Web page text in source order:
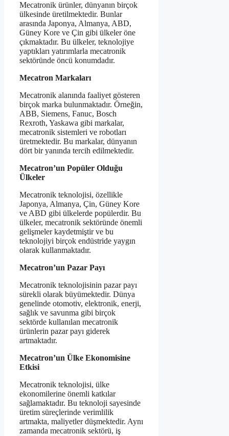
Mecatronik ürünler, dünyanın birçok
ülkesinde üretilmektedir. Bunlar
arasında Japonya, Almanya, ABD,
Güney Kore ve Çin gibi ülkeler öne
çıkmaktadır. Bu ülkeler, teknolojiye
yaptıkları yatırımlarla mecatronik
sektöründe öncü konumdadır.
Mecatron Markaları
Mecatronik alanında faaliyet gösteren
birçok marka bulunmaktadır. Örneğin,
ABB, Siemens, Fanuc, Bosch
Rexroth, Yaskawa gibi markalar,
mecatronik sistemleri ve robotları
üretmektedir. Bu markalar, dünyanın
dört bir yanında tercih edilmektedir.
Mecatron’un Popüler Olduğu
Ülkeler
Mecatronik teknolojisi, özellikle
Japonya, Almanya, Çin, Güney Kore
ve ABD gibi ülkelerde popülerdir. Bu
ülkeler, mecatronik sektöründe önemli
gelişmeler kaydetmiştir ve bu
teknolojiyi birçok endüstride yaygın
olarak kullanmaktadır.
Mecatron’un Pazar Payı
Mecatronik teknolojisinin pazar payı
sürekli olarak büyümektedir. Dünya
genelinde otomotiv, elektronik, enerji,
sağlık ve savunma gibi birçok
sektörde kullanılan mecatronik
ürünlerin pazar payı giderek
artmaktadır.
Mecatron’un Ülke Ekonomisine
Etkisi
Mecatronik teknolojisi, ülke
ekonomilerine önemli katkılar
sağlamaktadır. Bu teknoloji sayesinde
üretim süreçlerinde verimlilik
artmakta, maliyetler düşmektedir. Aynı
zamanda mecatronik sektörü, iş